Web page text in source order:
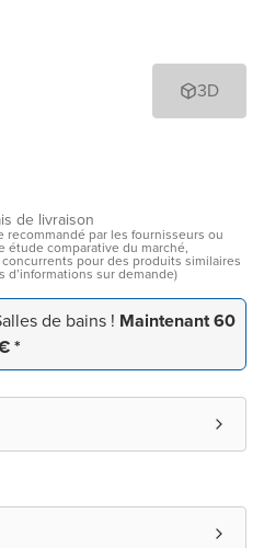
3D
de livraison
par les fournisseurs ou
étude comparative du marché,
pour des produits similaires
d’informations sur demande)
de bains ! Maintenant 60
*